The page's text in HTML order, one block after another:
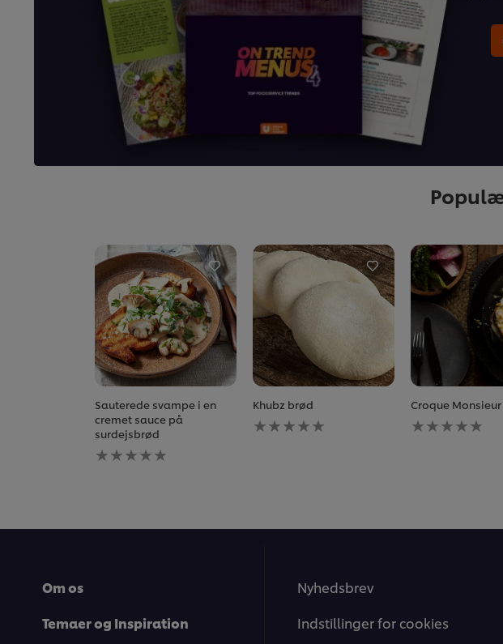
Sauterede svampe i en
cremet sauce på
surdejsbrød
Ingen
bedømmelser
Khubz brød
Ingen
bedømmelser
Croque Monsieur
Ingen
bedømmelser
Om os
Temaer og Inspiration
Nyhedsbrev
Indstillinger for cookies